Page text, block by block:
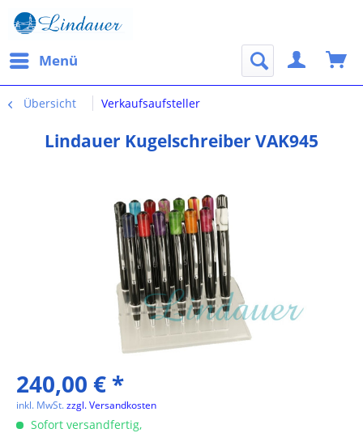
Menü
Übersicht Verkaufsaufsteller
Lindauer Kugelschreiber VAK945
240,00 € *
inkl. MwSt.zzgl. Versandkosten
Sofort versandfertig,